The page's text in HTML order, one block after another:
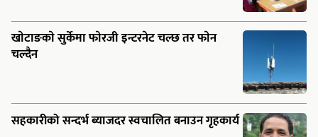
खाेटाङकाे सुर्केमा फाेरजी इन्टरनेट चल्छ तर फाेन
चल्दैन
सहकारीको सन्दर्भ ब्याजदर स्वचालित बनाउन गृहकार्य